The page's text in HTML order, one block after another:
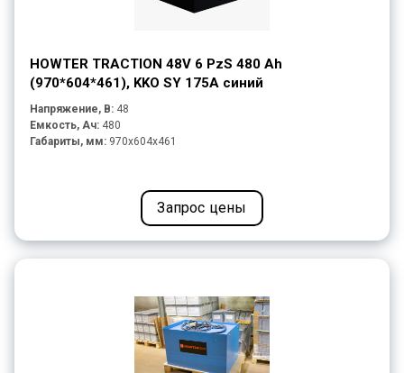
HOWTER TRACTION 48V 6 PzS 480 Ah
(970*604*461), KKO SY 175A синий
Напряжение, В: 48
Емкость, Ач: 480
Габариты, мм: 970x604x461
Запрос цены